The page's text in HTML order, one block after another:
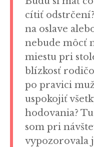
cítiť
na oslave
nebude môcť
miestu pri
blízkosť
po pravici
uspokojiť
hodovania?
som pri
vypozorovala